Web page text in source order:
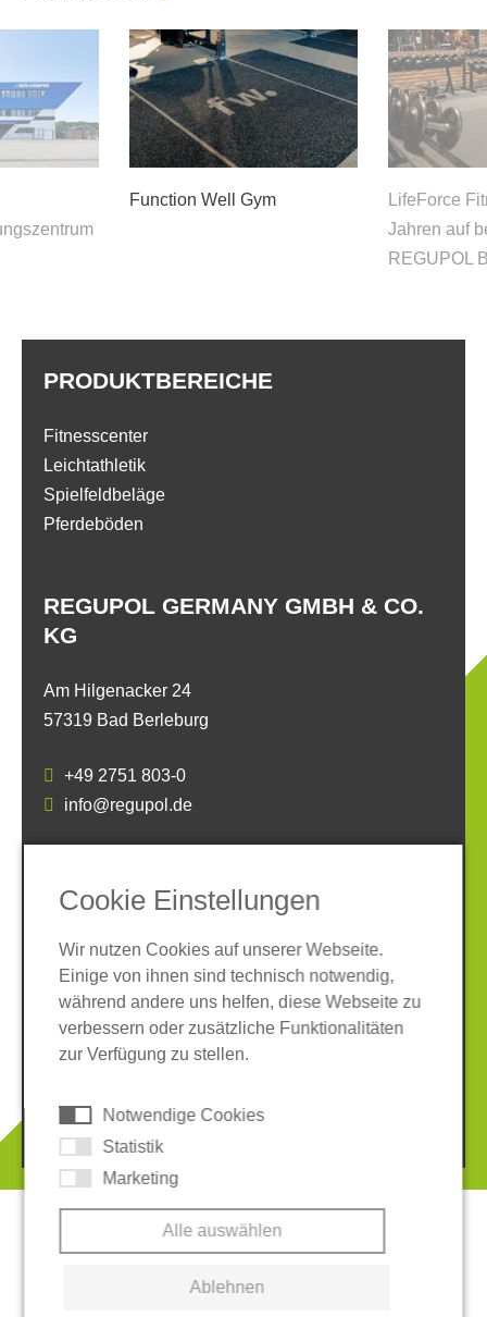
Function Well Gym
LifeForce
Jahren auf
REGUPOL
REGUPOL GERMANY GMBH & CO.
KG
Am Hilgenacker 24
57319 Bad Berleburg
+49 2751 803-0
info@regupol.de
PRODUKTBEREICHE
Fitnesscenter
Leichtathletik
Spielfeldbeläge
Pferdeböden
SOCIAL MEDIA
Impressum
Datenschutz
© 2026 REGUPOL Germany GmbH & Co. KG
Cookie Einstellungen
Wir nutzen Cookies auf unserer Webseite.
Einige von ihnen sind technisch notwendig,
während andere uns helfen, diese Webseite zu
verbessern oder zusätzliche Funktionalitäten
zur Verfügung zu stellen.
Notwendige Cookies
Statistik
Marketing
Alle auswählen
Ablehnen